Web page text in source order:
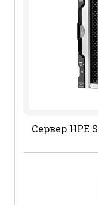
Сервер HPE